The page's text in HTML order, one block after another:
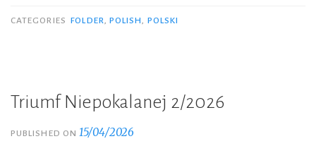
CATEGORIES FOLDER, POLISH, POLSKI
Triumf Niepokalanej 2/2026
PUBLISHED ON15/04/2026